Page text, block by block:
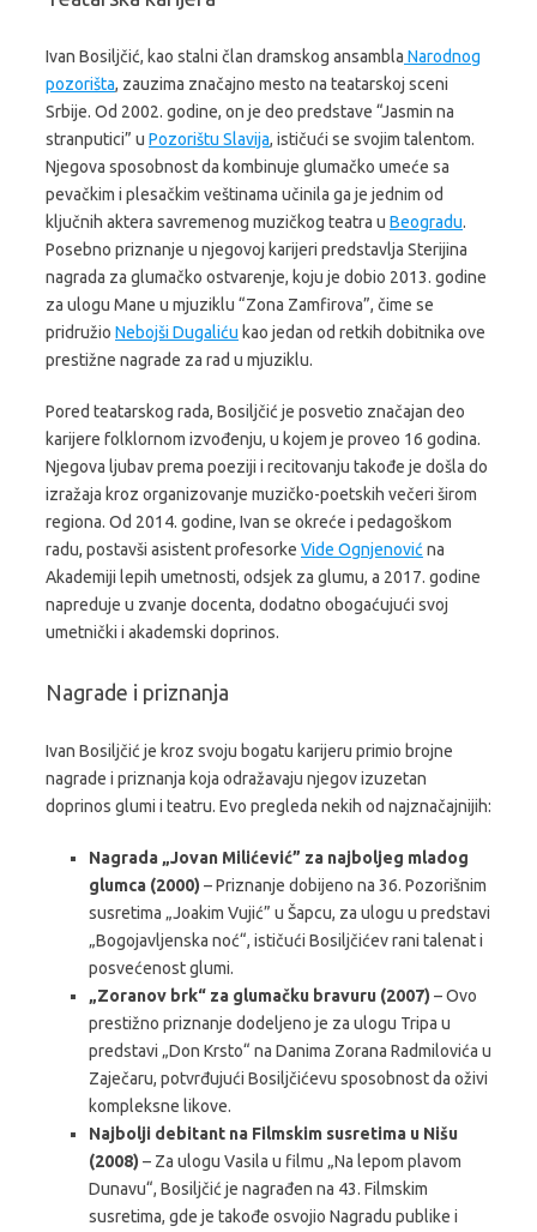
Ivan Bosiljčić, kao stalni član dramskog ansambla Narodnog
pozorišta, zauzima značajno mesto na teatarskoj sceni
Srbije. Od 2002. godine, on je deo predstave “Jasmin na
stranputici” u Pozorištu Slavija, ističući se svojim talentom.
Njegova sposobnost da kombinuje glumačko umeće sa
pevačkim i plesačkim veštinama učinila ga je jednim od
ključnih aktera savremenog muzičkog teatra u Beogradu.
Posebno priznanje u njegovoj karijeri predstavlja Sterijina
nagrada za glumačko ostvarenje, koju je dobio 2013. godine
za ulogu Mane u mjuziklu “Zona Zamfirova”, čime se
pridružio Nebojši Dugaliću kao jedan od retkih dobitnika ove
prestižne nagrade za rad u mjuziklu.
Pored teatarskog rada, Bosiljčić je posvetio značajan deo
karijere folklornom izvođenju, u kojem je proveo 16 godina.
Njegova ljubav prema poeziji i recitovanju takođe je došla do
izražaja kroz organizovanje muzičko-poetskih večeri širom
regiona. Od 2014. godine, Ivan se okreće i pedagoškom
radu, postavši asistent profesorke Vide Ognjenović na
Akademiji lepih umetnosti, odsjek za glumu, a 2017. godine
napreduje u zvanje docenta, dodatno obogaćujući svoj
umetnički i akademski doprinos.
Nagrade i priznanja
Ivan Bosiljčić je kroz svoju bogatu karijeru primio brojne
nagrade i priznanja koja odražavaju njegov izuzetan
doprinos glumi i teatru. Evo pregleda nekih od najznačajnijih:
Nagrada „Jovan Milićević” za najboljeg mladog
glumca (2000) – Priznanje dobijeno na 36. Pozorišnim
susretima „Joakim Vujić” u Šapcu, za ulogu u predstavi
„Bogojavljenska noć“, ističući Bosiljčićev rani talenat i
posvećenost glumi.
„Zoranov brk“ za glumačku bravuru (2007) – Ovo
prestižno priznanje dodeljeno je za ulogu Tripa u
predstavi „Don Krsto“ na Danima Zorana Radmilovića u
Zaječaru, potvrđujući Bosiljčićevu sposobnost da oživi
kompleksne likove.
Najbolji debitant na Filmskim susretima u Nišu
(2008) – Za ulogu Vasila u filmu „Na lepom plavom
Dunavu“, Bosiljčić je nagrađen na 43. Filmskim
susretima, gde je takođe osvojio Nagradu publike i